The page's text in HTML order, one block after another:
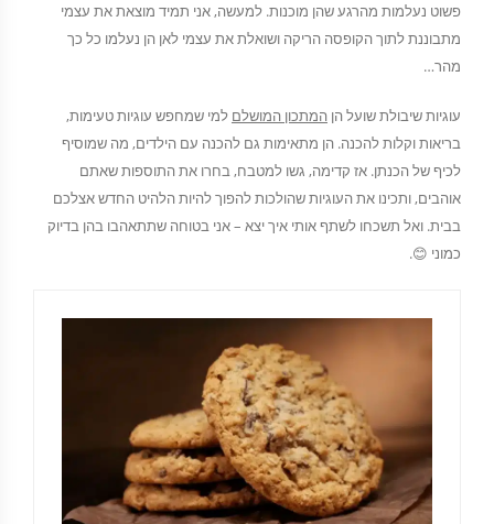
פשוט נעלמות מהרגע שהן מוכנות. למעשה, אני תמיד מוצאת את עצמי
מתבוננת לתוך הקופסה הריקה ושואלת את עצמי לאן הן נעלמו כל כך
מהר…
עוגיות שיבולת שועל הן המתכון המושלם למי שמחפש עוגיות טעימות,
בריאות וקלות להכנה. הן מתאימות גם להכנה עם הילדים, מה שמוסיף
לכיף של הכנתן. אז קדימה, גשו למטבח, בחרו את התוספות שאתם
אוהבים, ותכינו את העוגיות שהולכות להפוך להיות הלהיט החדש אצלכם
בבית. ואל תשכחו לשתף אותי איך יצא – אני בטוחה שתתאהבו בהן בדיוק
כמוני 😊.